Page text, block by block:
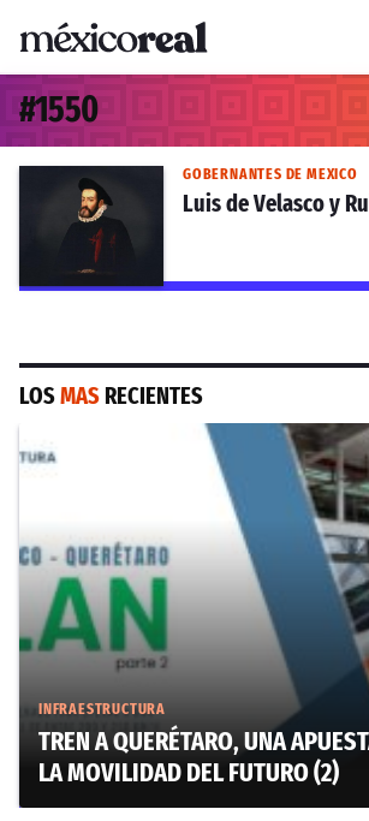
#1550
GOBERNANTES DE MEXICO
Luis de Velasco y
LOSMAS RECIENTES
INFRAESTRUCTURA
TREN A QUERÉTARO, UNA
LA MOVILIDAD DEL FUTURO (2)